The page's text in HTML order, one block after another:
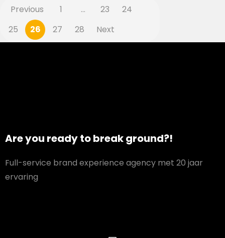
Previous 1 … 23
24
25
26 27 28 Next
Are you ready to break ground?!
Full-service brand experience agency met 20 jaar
ervaring